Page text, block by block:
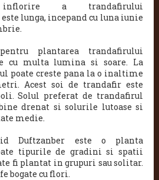
a trandafirului
lunga, incepand cu luna iunie
plantarea trandafirului
cu multa lumina si soare. La
poate creste pana la o inaltime
Acest soi de trandafir este
Solul preferat de trandafirul
drenat si solurile lutoase si
medie.
Duftzanber este o planta
tipurile de gradini si spatii
fi plantat in grupuri sau solitar.
bogate cu flori.